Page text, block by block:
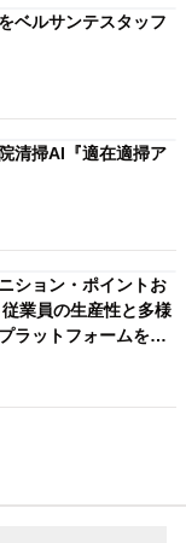
ベルサンテスタッフ
清掃AI『適在適掃ア
ション・ポイントお
業員の生産性と多様
ラットフォームを事